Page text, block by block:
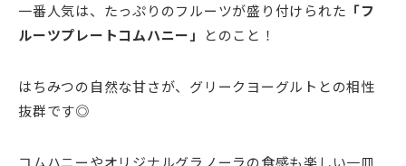
一番人気は、たっぷりのフルーツが盛り付けられた 「フ
ルーツプレートコムハニー」
とのこと！
はちみつの自然な甘さが、グリークヨーグルトとの相性
抜群です◎
コムハニーやオリジナルグラノーラの食感も楽しい一皿